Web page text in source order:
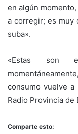
en algún
a corregir; es muy
suba».
«Estas son
consumo vuelve a
Radio Provincia de
Comparte esto: